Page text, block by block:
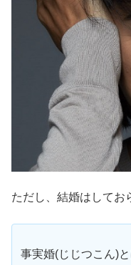
ただし、結婚はしてお
事実婚(じじつこん)